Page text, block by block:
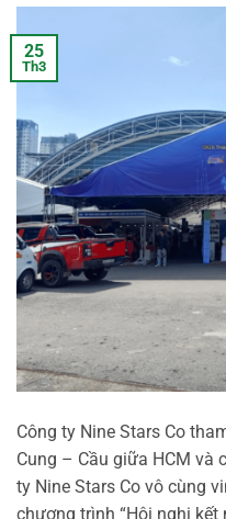
25
Th3
Công ty Nine Stars Co
Cung – Cầu giữa HCM và
ty Nine Stars Co vô cùng
chương trình “Hội nghị